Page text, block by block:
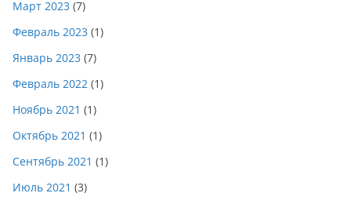
Март 2023 (7)
Февраль 2023 (1)
Январь 2023 (7)
Февраль 2022 (1)
Ноябрь 2021 (1)
Октябрь 2021 (1)
Сентябрь 2021 (1)
Июль 2021 (3)